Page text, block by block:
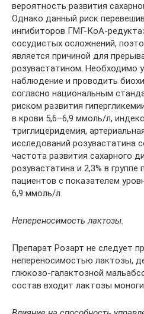
вероятность развития
Однако данный риск
ингибиторов ГМГ-КоА-
сосудистых осложнений,
является причиной для
розувастатином. Необходимо
наблюдение и проводить
согласно национальным
риском развития
в крови 5,6–6,9 ммоль/л,
триглицеридемия,
исследований розувастатина
частота развития сахарного
розувастатина и 2,3% в
пациентов с показателем
6,9 ммоль/л.
Непереносимость лактозы.
Препарат Розарт не следует
непереносимостью лактозы,
глюкозо-галактозной
состав входит лактозы